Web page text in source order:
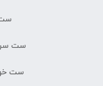
ست
ست